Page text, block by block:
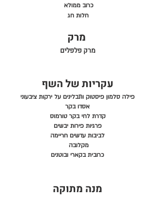
כרוב ממולא
חלות חג
מרק
מרק פלפלים
עקריות של השף
פילה סלמון פיסטוק ותבלינים על ירקות ציבעוני
אסדו בקר
קדרת לחי בקר טורמוס
פרגיות פירות יבשים
לביבות עדשים חריימה
מקלובה
כרובית בקארי ובוטנים
מנה מתוקה